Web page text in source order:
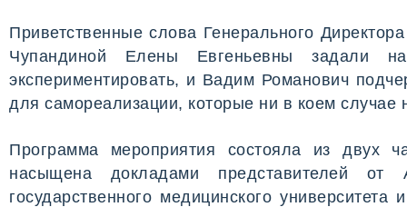
Приветственные слова Генерального
Чупандиной Елены Евгеньевны задали
экспериментировать, и Вадим Романович
для самореализации, которые ни в коем случае
Программа мероприятия состояла из двух
насыщена докладами представителей от
государственного медицинского